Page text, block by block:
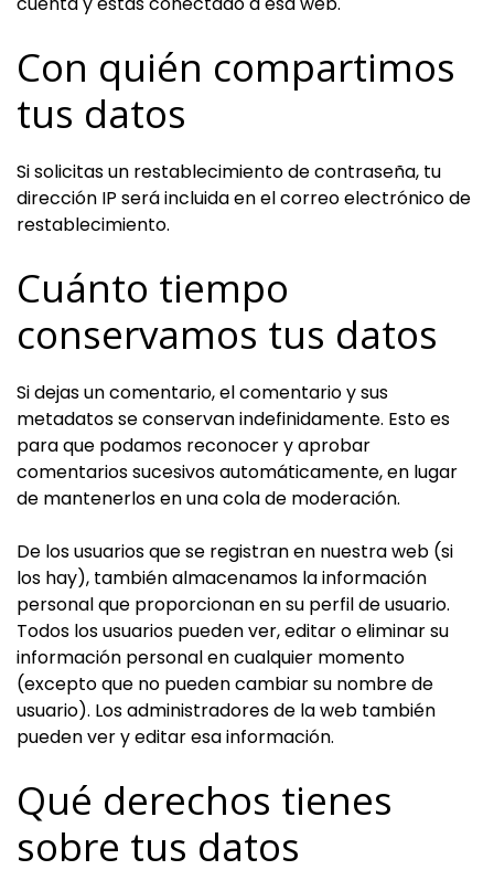
Con quién compartimos
tus datos
Si solicitas un restablecimiento de contraseña, tu
dirección IP será incluida en el correo electrónico de
restablecimiento.
Cuánto tiempo
conservamos tus datos
Si dejas un comentario, el comentario y sus
metadatos se conservan indefinidamente. Esto es
para que podamos reconocer y aprobar
comentarios sucesivos automáticamente, en lugar
de mantenerlos en una cola de moderación.
De los usuarios que se registran en nuestra web (si
los hay), también almacenamos la información
personal que proporcionan en su perfil de usuario.
Todos los usuarios pueden ver, editar o eliminar su
información personal en cualquier momento
(excepto que no pueden cambiar su nombre de
usuario). Los administradores de la web también
pueden ver y editar esa información.
Qué derechos tienes
sobre tus datos